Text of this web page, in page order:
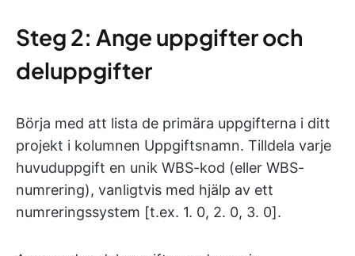
Steg 2: Ange uppgifter och
deluppgifter
Börja med att lista de primära uppgifterna i ditt
projekt i kolumnen Uppgiftsnamn. Tilldela varje
huvuduppgift en unik WBS-kod (eller WBS-
numrering), vanligtvis med hjälp av ett
numreringssystem [t.ex. 1. 0, 2. 0, 3. 0].